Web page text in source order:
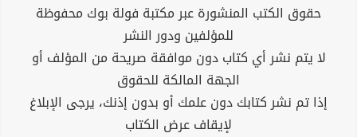
حقوق الكتب المنشورة عبر مكتبة فولة بوك محفوظة
للمؤلفين ودور النشر
لا يتم نشر أي كتاب دون موافقة صريحة من المؤلف أو
الجهة المالكة للحقوق
إذا تم نشر كتابك دون علمك أو بدون إذنك، يرجى الإبلاغ
لإيقاف عرض الكتاب